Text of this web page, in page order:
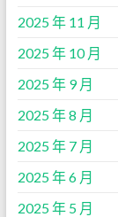
2025 年 11 月
2025 年 10 月
2025 年 9 月
2025 年 8 月
2025 年 7 月
2025 年 6 月
2025 年 5 月